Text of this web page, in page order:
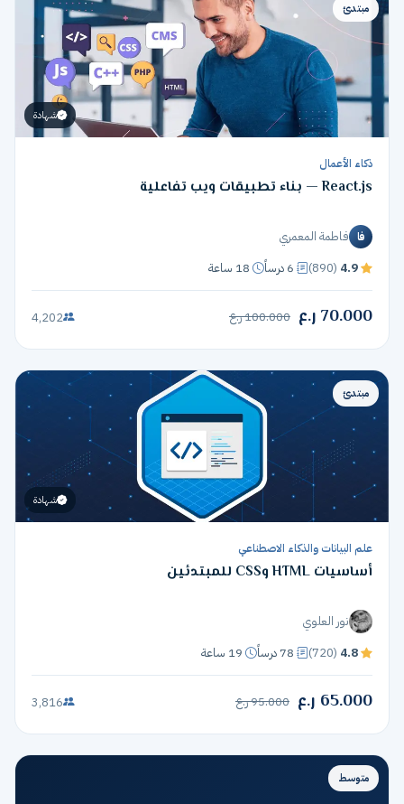
مبتدئ
شهادة
ذكاء الأعمال
React.js — بناء تطبيقات ويب تفاعلية
فا
فاطمة المعمري
4.9
(890) 6 درساً 18 ساعة
70.000 ر.ع 100.000 ر.ع 4,202
مبتدئ
شهادة
علم البيانات والذكاء الاصطناعي
أساسيات HTML وCSS للمبتدئين
نور العلوي
4.8
(720) 78 درساً 19 ساعة
65.000 ر.ع 95.000 ر.ع 3,816
متوسط